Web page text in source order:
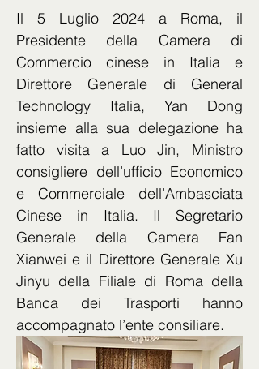
Il 5 Luglio 2024 a Roma, il
Presidente della Camera di
Commercio cinese in Italia e
Direttore Generale di General
Technology Italia, Yan Dong
insieme alla sua delegazione ha
fatto visita a Luo Jin, Ministro
consigliere dell’ufficio Economico
e Commerciale dell’Ambasciata
Cinese in Italia. Il Segretario
Generale della Camera Fan
Xianwei e il Direttore Generale Xu
Jinyu della Filiale di Roma della
Banca dei Trasporti hanno
accompagnato l’ente consiliare.